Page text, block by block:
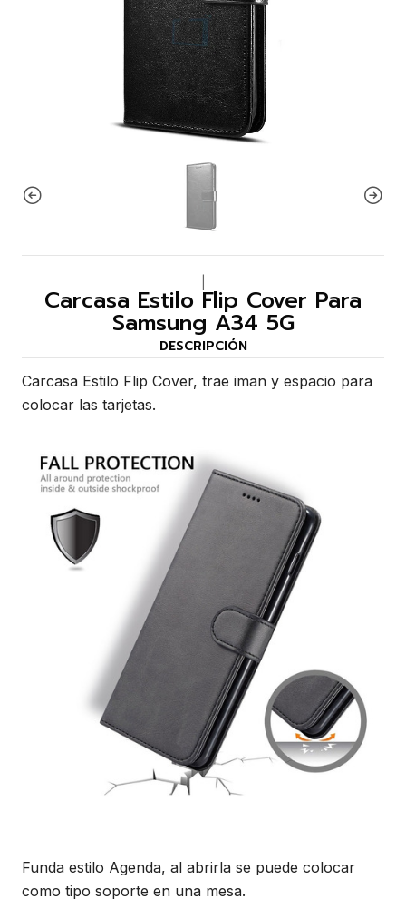
Carcasa Estilo Flip Cover Para
Samsung A34 5G
DESCRIPCIÓN
Carcasa Estilo Flip Cover, trae iman y espacio para
colocar las tarjetas.
Funda estilo Agenda, al abrirla se puede colocar
como tipo soporte en una mesa.